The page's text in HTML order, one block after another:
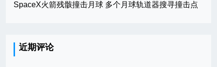
SpaceX火箭残骸撞击月球 多个月球轨道器搜寻撞击点
近期评论